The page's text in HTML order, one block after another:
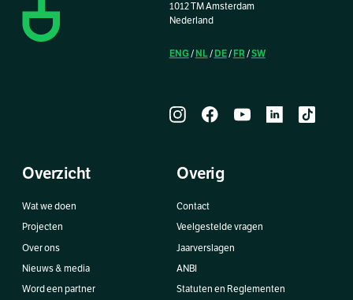
1012 TM Amsterdam
Nederland
ENG / NL/ DE/ FR/SW
Overzicht
Wat we doen
Projecten
Over ons
Nieuws & media
Word een partner
Overig
Contact
Veelgestelde vragen
Jaarverslagen
ANBI
Statuten en Reglementen